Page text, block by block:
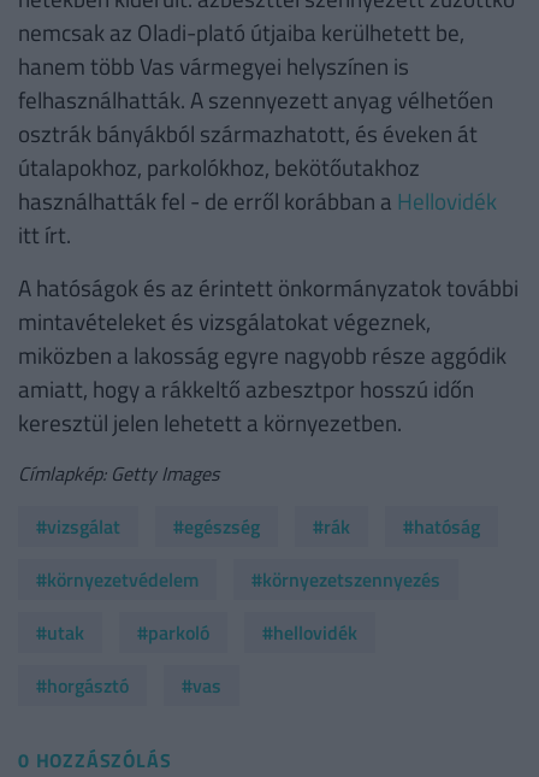
nemcsak az Oladi-plató útjaiba kerülhetett be,
hanem több Vas vármegyei helyszínen is
felhasználhatták. A szennyezett anyag vélhetően
osztrák bányákból származhatott, és éveken át
útalapokhoz, parkolókhoz, bekötőutakhoz
használhatták fel - de erről korábban a Hellovidék
itt írt.
A hatóságok és az érintett önkormányzatok további
mintavételeket és vizsgálatokat végeznek,
miközben a lakosság egyre nagyobb része aggódik
amiatt, hogy a rákkeltő azbesztpor hosszú időn
keresztül jelen lehetett a környezetben.
Címlapkép: Getty Images
#vizsgálat
#egészség #rák
#hatóság
#környezetvédelem
#környezetszennyezés
#utak
#parkoló
#hellovidék
#horgásztó
#vas
0 HOZZÁSZÓLÁS